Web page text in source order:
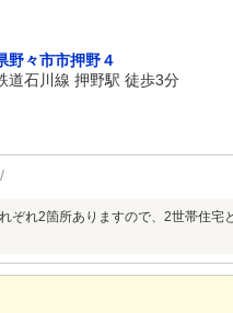
野々市市押野４
道石川線 押野駅 徒歩3分
ぞれ2箇所ありますので、2世帯住